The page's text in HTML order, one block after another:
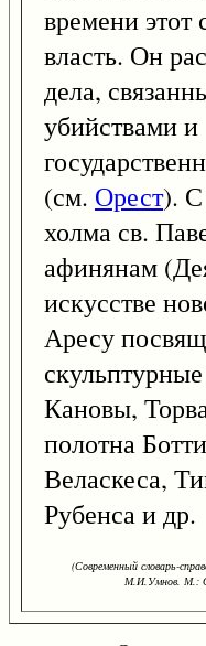
времени этот
власть. Он
дела,
убийствами и
(см. Орест).
холма св.
афинянам
искусстве
Аресу
Кановы,
полотна
Веласкеса,
Рубенса и др.
(Современный словарь-
М.И.Умнов. М.: